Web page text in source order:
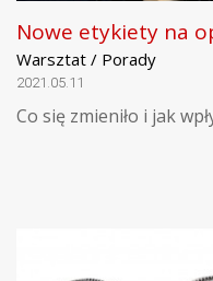
Nowe etykiety na
Warsztat / Porady
2021.05.11
Co się zmieniło i jak